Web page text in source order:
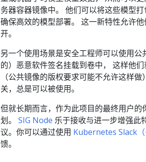
务器容器镜像中。 他们可以将这些模型
确保高效的模型部署。 这一新特性允许
开。
另一个使用场景是安全工程师可以使用
的）恶意软件签名挂载到卷中， 这样他
（公共镜像的版权要求可能不允许这样
关，总是可以被使用。
但就长期而言，作为此项目的最终用户
划。 SIG Node 乐于接收与进一步增强此
议。你可以通过使用 Kubernetes Slack
馈。